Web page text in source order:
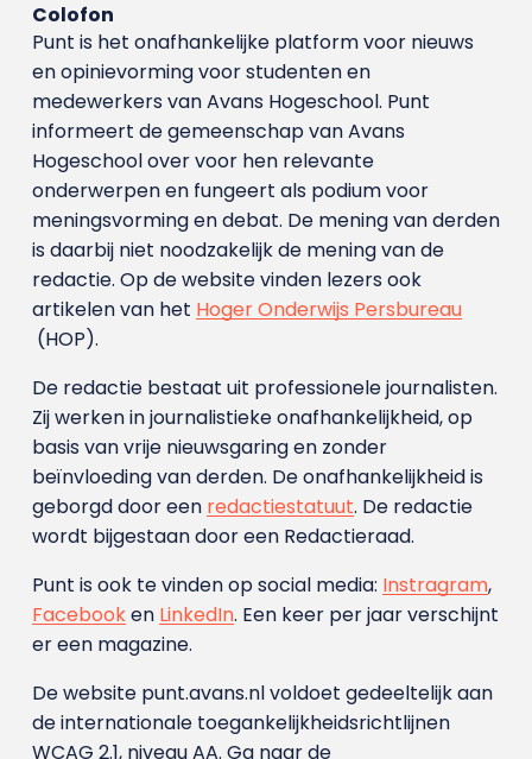
Colofon
Punt is het onafhankelijke platform voor nieuws
en opinievorming voor studenten en
medewerkers van Avans Hoge­school. Punt
informeert de gemeenschap van Avans
Hogeschool over voor hen relevante
onderwerpen en fungeert als podium voor
meningsvorming en debat. De mening van derden
is daarbij niet noodzakelijk de mening van de
redactie. Op de website vinden lezers ook
artikelen van het Hoger Onderwijs Persbureau
(HOP).
De redactie bestaat uit professionele journalisten.
Zij werken in journalistieke onafhankelijkheid, op
basis van vrije nieuwsgaring en zonder
beïnvloeding van derden. De onafhankelijkheid is
geborgd door een redactiestatuut. De redactie
wordt bijgestaan door een Redactieraad.
Punt is ook te vinden op social media: Instragram,
Facebooken LinkedIn. Een keer per jaar verschijnt
er een magazine.
De website punt.avans.nl voldoet gedeeltelijk aan
de internationale toegankelijkheidsrichtlijnen
WCAG 2.1, niveau AA. Ga naar de